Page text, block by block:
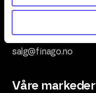
salg@finago.no
Våre markeder